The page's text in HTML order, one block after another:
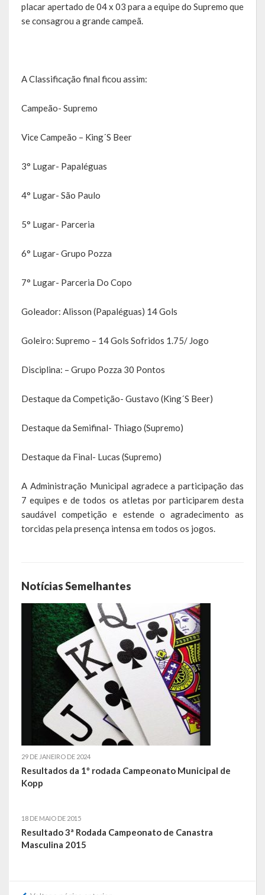
Administração, Fazenda e Planejamento
Obras, Serviços Urbanos e Trânsito
Saúde
Cultura
Histórias
A História da Comunidade Católica Nossa Senhora de Lourdes
A História da Comunidade Evangélica de Linha Kronenthal
A história da Comunidade Católica São Paulo de Lagoa dos Três
Brasil de Lagoa dos Três Cantos
de paixão e muitas conquistas
A História da Praça da Lagoa
A História da Igreja Adventista do Sétimo Dia
A História da Comunidade Católica Nossa Senhora da Assunção
de Linha Glória
A História da Comunidade Evangélica de Linha Glória
A História da Comunidade Católica São José de Linha Ojeriza
Hospedagem
Calendário de Eventos
Galeria de Soberanas
Galeria de Vereadores
Galeria de Fotos
Programas
Publicações
Planos
placar apertado de 04 x 03 para a equipe do Supremo que
se consagrou a grande campeã.
A Classificação final ficou assim:
Campeão- Supremo
Vice Campeão – King´S Beer
3° Lugar- Papaléguas
4° Lugar- São Paulo
5° Lugar- Parceria
6° Lugar- Grupo Pozza
7° Lugar- Parceria Do Copo
Goleador: Alisson (Papaléguas) 14 Gols
Goleiro: Supremo – 14 Gols Sofridos 1.75/ Jogo
Disciplina: – Grupo Pozza 30 Pontos
Destaque da Competição- Gustavo (King´S Beer)
Destaque da Semifinal- Thiago (Supremo)
Destaque da Final- Lucas (Supremo)
A Administração Municipal agradece a participação das
7 equipes e de todos os atletas por participarem desta
saudável competição e estende o agradecimento as
torcidas pela presença intensa em todos os jogos.
Notícias Semelhantes
29 DE JANEIRO DE 2024
Resultados da 1º rodada Campeonato Municipal de
Kopp
18 DE MAIO DE 2015
Resultado 3ª Rodada Campeonato de Canastra
Masculina 2015